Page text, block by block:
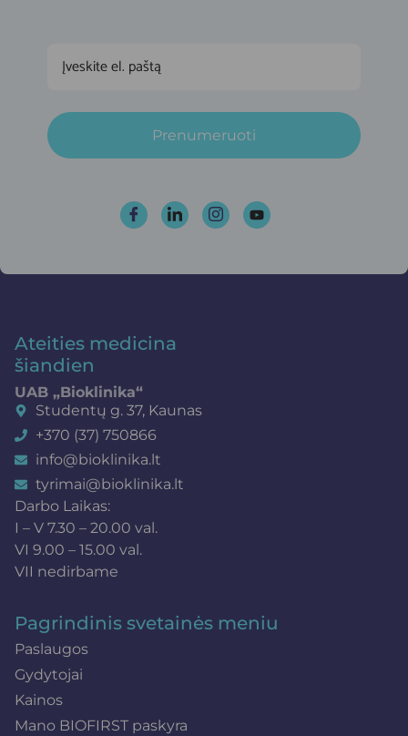
Prenumeruoti
Ateities medicina
šiandien
UAB „Bioklinika“
Studentų g. 37, Kaunas
+370 (37) 750866
info@bioklinika.lt
tyrimai@bioklinika.lt
Darbo Laikas:
I – V 7.30 – 20.00 val.
VI 9.00 – 15.00 val.
VII nedirbame
Pagrindinis svetainės meniu
Paslaugos
Gydytojai
Kainos
Mano BIOFIRST paskyra